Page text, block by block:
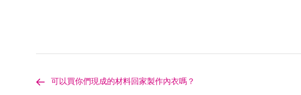
可以買你們現成的材料回家製作內衣嗎？